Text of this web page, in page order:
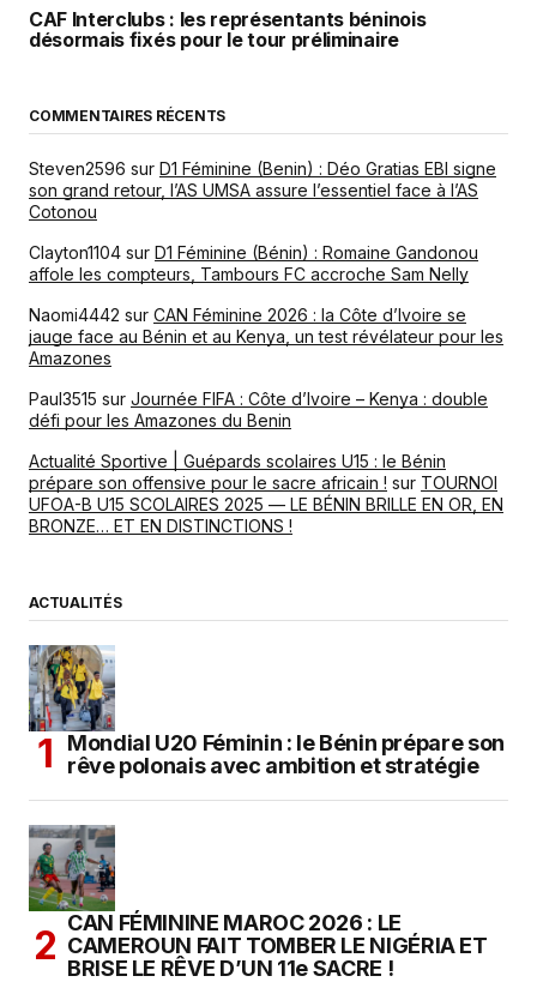
CAF Interclubs : les représentants béninois
désormais fixés pour le tour préliminaire
COMMENTAIRES RÉCENTS
Steven2596 sur D1 Féminine (Benin) : Déo Gratias EBI signe
son grand retour, l’AS UMSA assure l’essentiel face à l’AS
Cotonou
Clayton1104 sur D1 Féminine (Bénin) : Romaine Gandonou
affole les compteurs, Tambours FC accroche Sam Nelly
Naomi4442 sur CAN Féminine 2026 : la Côte d’Ivoire se
jauge face au Bénin et au Kenya, un test révélateur pour les
Amazones
Paul3515 sur Journée FIFA : Côte d’Ivoire – Kenya : double
défi pour les Amazones du Benin
Actualité Sportive | Guépards scolaires U15 : le Bénin
prépare son offensive pour le sacre africain ! sur TOURNOI
UFOA-B U15 SCOLAIRES 2025 — LE BÉNIN BRILLE EN OR, EN
BRONZE… ET EN DISTINCTIONS !
ACTUALITÉS
Mondial U20 Féminin : le Bénin prépare son
rêve polonais avec ambition et stratégie
CAN FÉMININE MAROC 2026 : LE
CAMEROUN FAIT TOMBER LE NIGÉRIA ET
BRISE LE RÊVE D’UN 11e SACRE !